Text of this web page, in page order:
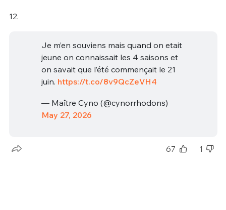
12.
Je m’en souviens mais quand on etait
jeune on connaissait les 4 saisons et
on savait que l’été commençait le 21
juin. https://t.co/8v9QcZeVH4
— Maître Cyno (@cynorrhodons)
May 27, 2026
67 1